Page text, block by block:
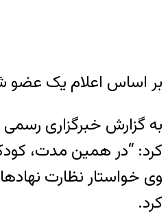
بر اساس اعلام یک عضو شورای شهر تهران،
کرد: “در همین مدت،
وی خواستار نظارت
کرد.